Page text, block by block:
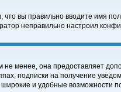
что вы правильно вводите имя
неправильно настроил
менее, она предоставляет
подписки на получение
и удобные